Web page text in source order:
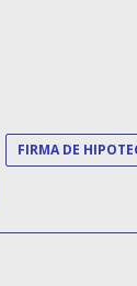
FIRMA DE